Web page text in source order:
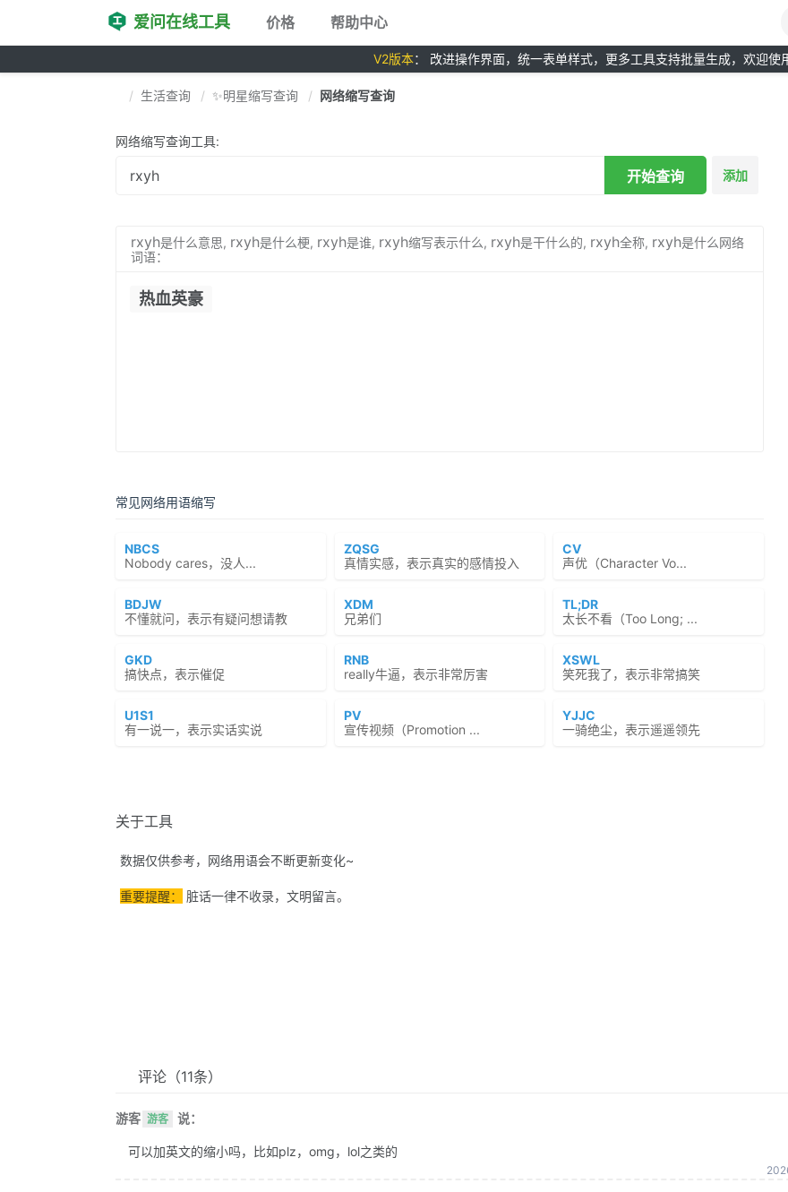
爱问在线工具 价格 帮助中心
V2版本： 改进操作界面，统一表单样式，更多工具支持批量生成，欢迎使
生活查询 ✨明星缩写查询 网络缩写查询
网络缩写查询工具:
开始查询 添加
rxyh是什么意思, rxyh是什么梗, rxyh是谁, rxyh缩写表示什么, rxyh是干什么的, rxyh全称, rxyh是什么网络
词语：
热血英豪
常见网络用语缩写
NBCS
Nobody cares，没人...
ZQSG
真情实感，表示真实的感情投入
CV
声优（Character Vo...
BDJW
不懂就问，表示有疑问想请教
XDM
兄弟们
TL;DR
太长不看（Too Long; ...
GKD
搞快点，表示催促
RNB
really牛逼，表示非常厉害
XSWL
笑死我了，表示非常搞笑
U1S1
有一说一，表示实话实说
PV
宣传视频（Promotion ...
YJJC
一骑绝尘，表示遥遥领先
关于工具
数据仅供参考，网络用语会不断更新变化~
重要提醒： 脏话一律不收录，文明留言。
评论 （11条）
游客 游客 说：
可以加英文的缩小吗，比如plz，omg，lol之类的